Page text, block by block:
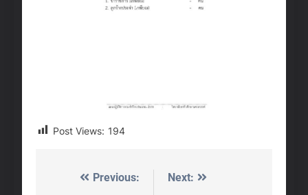
Post Views: 194
Post
Previous:
Next: